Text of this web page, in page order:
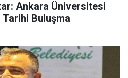
Ankara Üniversitesi
Tarihi Buluşma